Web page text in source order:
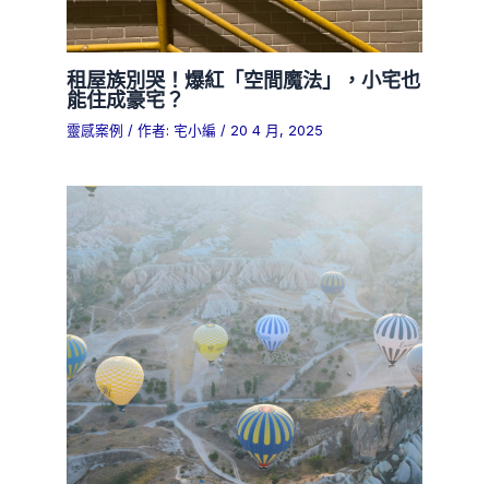
租屋族別哭！爆紅「空間魔法」，小宅也
能住成豪宅？
靈感案例 / 作者: 宅小編 / 20 4 月, 2025